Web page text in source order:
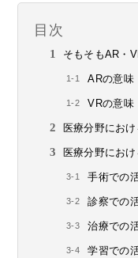
目次
そもそもAR・
ARの意味
VRの意味
医療分野にお
医療分野にお
手術での
診察での
治療での
学習での